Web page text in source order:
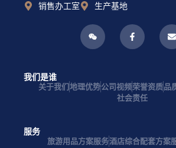
销售办工室 生产基地
我们是谁
关于我们 地理优势公司视频荣誉资质品
社会责任
服务
旅游用品方案服务酒店综合配套方案